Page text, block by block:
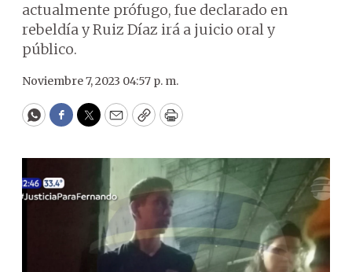
actualmente prófugo, fue declarado en
rebeldía y Ruiz Díaz irá a juicio oral y
público.
Noviembre 7, 2023 04:57 p. m.
WhatsApp
Facebook
Twitter
EmailCopyPrint